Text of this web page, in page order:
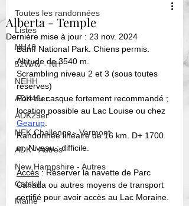
Toutes les randonnées
Listes
NH48
52WAV - NH
NEHH
ADK46er
ADK29er
NEK Challenge - Vermont
ADK - Autres
New Hampshire - Autres
Catskill
Maine
Alberta - Temple
Dernière mise à jour : 23 nov. 2024
Banff National Park. Chiens permis.
Altitude de 3540 m.
Scrambling niveau 2 et 3 (sous toutes
réserves)
Port du casque fortement recommandé ;
location possible au Lac Louise ou chez
Gearup
Randonnée linéaire de 16 km. D+ 1700
m. Niveau : difficile.
Accès : Réserver la navette de Parc
Canada ou autres moyens de transport
certifié pour avoir accès au Lac Moraine.